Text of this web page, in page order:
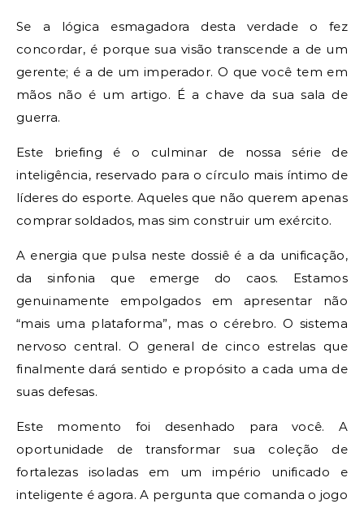
Se a lógica esmagadora desta verdade o fez
concordar, é porque sua visão transcende a de um
gerente; é a de um imperador. O que você tem em
mãos não é um artigo. É a chave da sua sala de
guerra.
Este briefing é o culminar de nossa série de
inteligência, reservado para o círculo mais íntimo de
líderes do esporte. Aqueles que não querem apenas
comprar soldados, mas sim construir um exército.
A energia que pulsa neste dossiê é a da unificação,
da sinfonia que emerge do caos. Estamos
genuinamente empolgados em apresentar não
“mais uma plataforma”, mas o cérebro. O sistema
nervoso central. O general de cinco estrelas que
finalmente dará sentido e propósito a cada uma de
suas defesas.
Este momento foi desenhado para você. A
oportunidade de transformar sua coleção de
fortalezas isoladas em um império unificado e
inteligente é agora. A pergunta que comanda o jogo